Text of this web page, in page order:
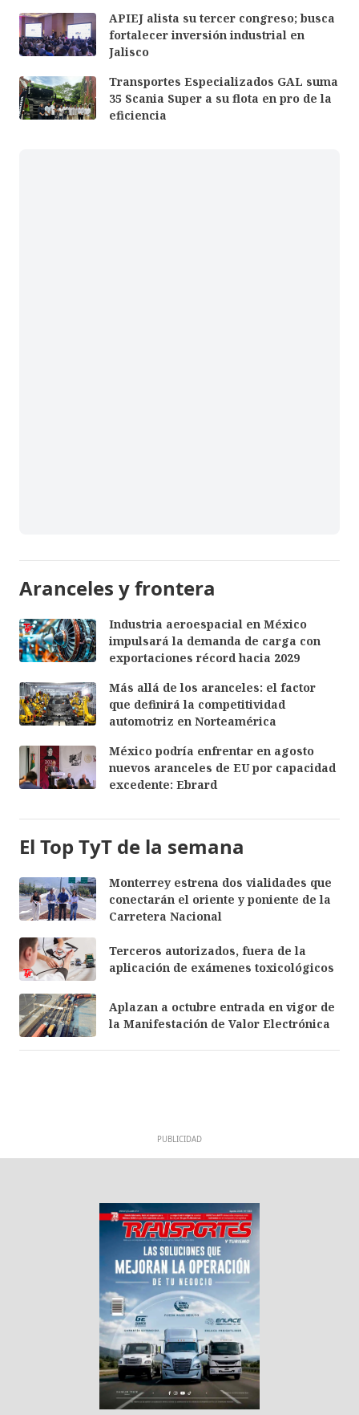
APIEJ alista su tercer congreso; busca
fortalecer inversión industrial en
Jalisco
Transportes Especializados GAL suma
35 Scania Super a su flota en pro de la
eficiencia
Aranceles y frontera
Industria aeroespacial en México
impulsará la demanda de carga con
exportaciones récord hacia 2029
Más allá de los aranceles: el factor
que definirá la competitividad
automotriz en Norteamérica
México podría enfrentar en agosto
nuevos aranceles de EU por capacidad
excedente: Ebrard
El Top TyT de la semana
Monterrey estrena dos vialidades que
conectarán el oriente y poniente de la
Carretera Nacional
Terceros autorizados, fuera de la
aplicación de exámenes toxicológicos
Aplazan a octubre entrada en vigor de
la Manifestación de Valor Electrónica
PUBLICIDAD